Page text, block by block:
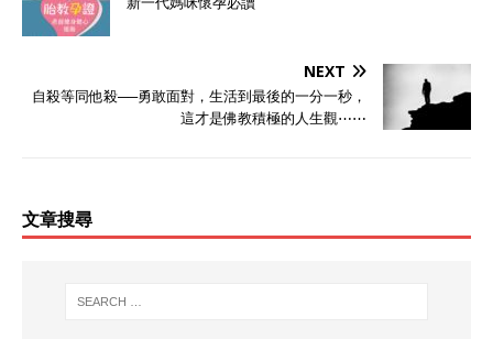
NEXT
自殺等同他殺──勇敢面對，生活到最後的一分一秒，
這才是佛教積極的人生觀⋯⋯
文章搜尋